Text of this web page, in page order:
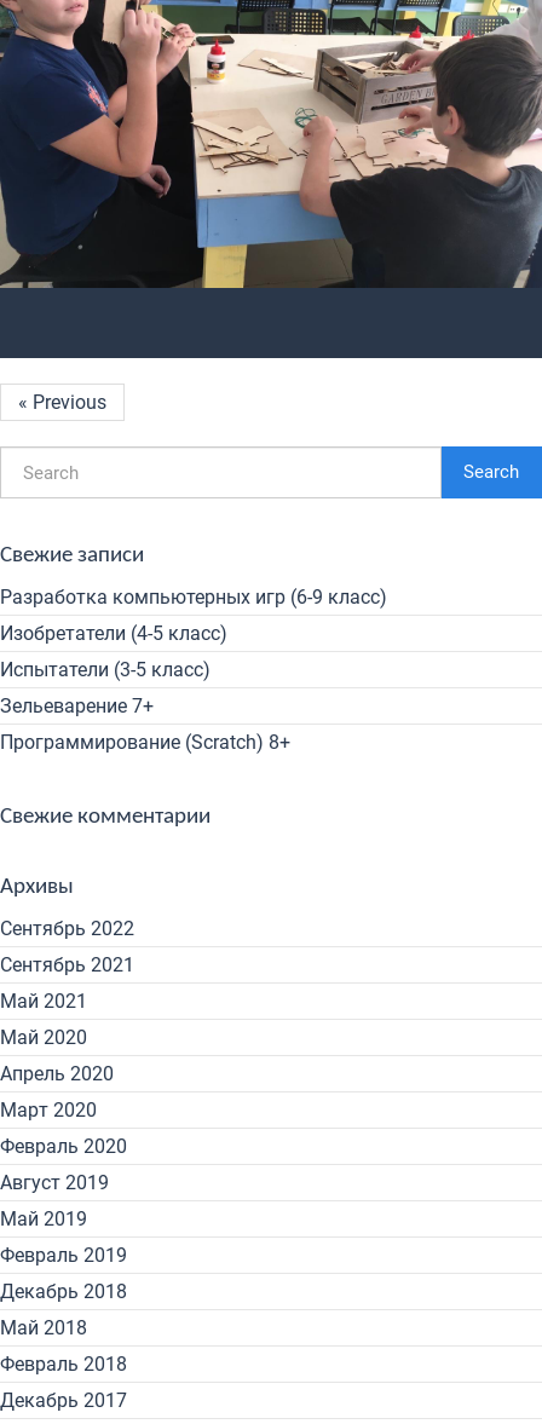
« Previous
Search
Свежие записи
Разработка компьютерных игр (6-9 класс)
Изобретатели (4-5 класс)
Испытатели (3-5 класс)
Зельеварение 7+
Программирование (Scratch) 8+
Свежие комментарии
Архивы
Сентябрь 2022
Сентябрь 2021
Май 2021
Май 2020
Апрель 2020
Март 2020
Февраль 2020
Август 2019
Май 2019
Февраль 2019
Декабрь 2018
Май 2018
Февраль 2018
Декабрь 2017